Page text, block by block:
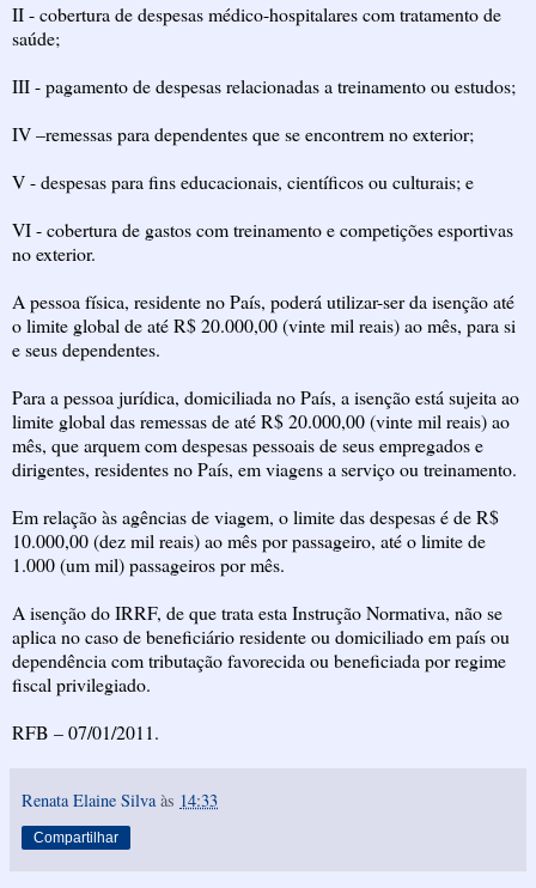
II - cobertura de despesas médico-hospitalares com tratamento de
saúde;
III - pagamento de despesas relacionadas a treinamento ou estudos;
IV –remessas para dependentes que se encontrem no exterior;
V - despesas para fins educacionais, científicos ou culturais; e
VI - cobertura de gastos com treinamento e competições esportivas
no exterior.
A pessoa física, residente no País, poderá utilizar-ser da isenção até
o limite global de até R$ 20.000,00 (vinte mil reais) ao mês, para si
e seus dependentes.
Para a pessoa jurídica, domiciliada no País, a isenção está sujeita ao
limite global das remessas de até R$ 20.000,00 (vinte mil reais) ao
mês, que arquem com despesas pessoais de seus empregados e
dirigentes, residentes no País, em viagens a serviço ou treinamento.
Em relação às agências de viagem, o limite das despesas é de R$
10.000,00 (dez mil reais) ao mês por passageiro, até o limite de
1.000 (um mil) passageiros por mês.
A isenção do IRRF, de que trata esta Instrução Normativa, não se
aplica no caso de beneficiário residente ou domiciliado em país ou
dependência com tributação favorecida ou beneficiada por regime
fiscal privilegiado.
RFB – 07/01/2011.
Renata Elaine Silva às 14:33
Compartilhar